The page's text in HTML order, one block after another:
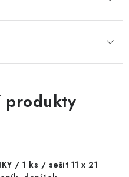
produkty
/ 1 ks / sešit 11 x 21